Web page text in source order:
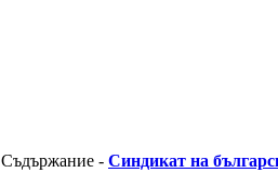
Съдържание - Синдикат на